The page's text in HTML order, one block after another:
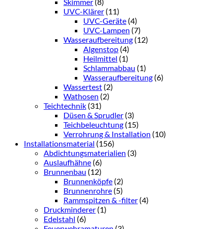
UVC-Klärer (11)
UVC-Geräte (4)
UVC-Lampen (7)
Wasseraufbereitung (12)
Algenstop (4)
Heilmittel (1)
Schlammabbau (1)
Wasseraufbereitung (6)
Wassertest (2)
Wathosen (2)
Teichtechnik (31)
Düsen & Sprudler (3)
Teichbeleuchtung (15)
Verrohrung & Installation (10)
Installationsmaterial (156)
Abdichtungsmaterialien (3)
Auslaufhähne (6)
Brunnenbau (12)
Brunnenköpfe (2)
Brunnenrohre (5)
Rammspitzen & -filter (4)
Druckminderer (1)
Edelstahl (6)